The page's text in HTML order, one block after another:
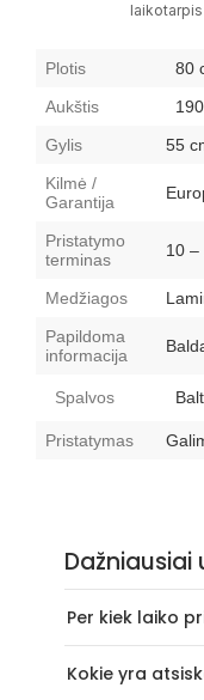
Plotis
80
Aukštis
Gylis
55
Kilmė /
Garantija
Pristatymo
terminas
10 –
Medžiagos
Papildoma
informacija
Spalvos
Pristatymas
Per kiek laiko
Kokie yra